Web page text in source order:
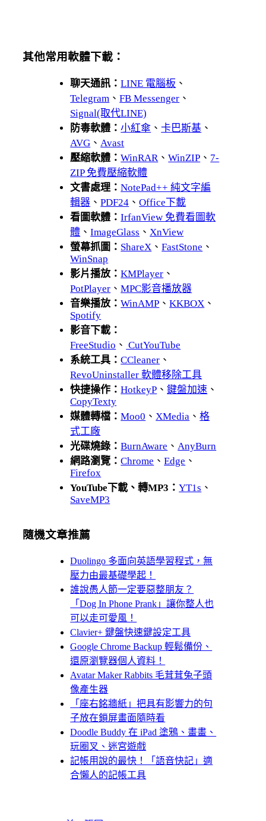
其他常用軟體下載：
聊天通訊：LINE 電腦板 、
Telegram 、FB Messenger 、
Signal(取代LINE)
防毒軟體：小紅傘 、卡巴斯基 、
AVG 、 Avast
壓縮軟體：WinRAR 、WinZIP 、 7-
ZIP 免費壓縮軟體
文書處理：NotePad++ 純文字編
輯器 、PDF24 、Office下載
看圖軟體：IrfanView 免費看圖軟
體 、ImageGlass 、 XnView
螢幕抓圖： ShareX 、FastStone 、
WinSnap
影片播放：KMPlayer 、
PotPlayer 、MPC影音播放器
音樂播放：WinAMP 、KKBOX 、
Spotify
影音下載：
FreeStudio 、 CutYouTube
系統工具：CCleaner 、
RevoUninstaller 軟體移除工具
快捷操作：HotkeyP 、鍵盤加速 、
CopyTexty
媒體轉檔：Moo0 、 XMedia 、格
式工廠
光碟燒錄：BurnAware 、 AnyBurn
網路瀏覽：Chrome 、Edge 、
Firefox
YouTube下載、轉MP3：YT1s 、
SaveMP3
隨機文章推薦
Duolingo 多面向英語學習程式，無
壓力由最基礎學起！
誰說愚人節一定要惡整朋友？
「Dog In Phone Prank」讓你整人也
可以走可愛風！
Clavier+ 鍵盤快速鍵設定工具
Google Chrome Backup 輕鬆備份、
還原瀏覽器個人資料！
Avatar Maker Rabbits 毛茸茸兔子頭
像產生器
「座右銘牆紙」把具有影響力的句
子放在鎖屏畫面隨時看
Doodle Buddy 在 iPad 塗鴉、畫畫、
玩圈叉、迷宮遊戲
記帳用說的最快！「語音快記」適
合懶人的記帳工具